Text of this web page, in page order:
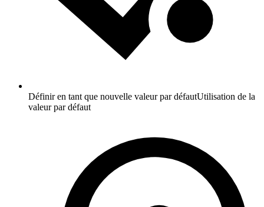
Définir en tant que nouvelle valeur par défautUtilisation de la
valeur par défaut